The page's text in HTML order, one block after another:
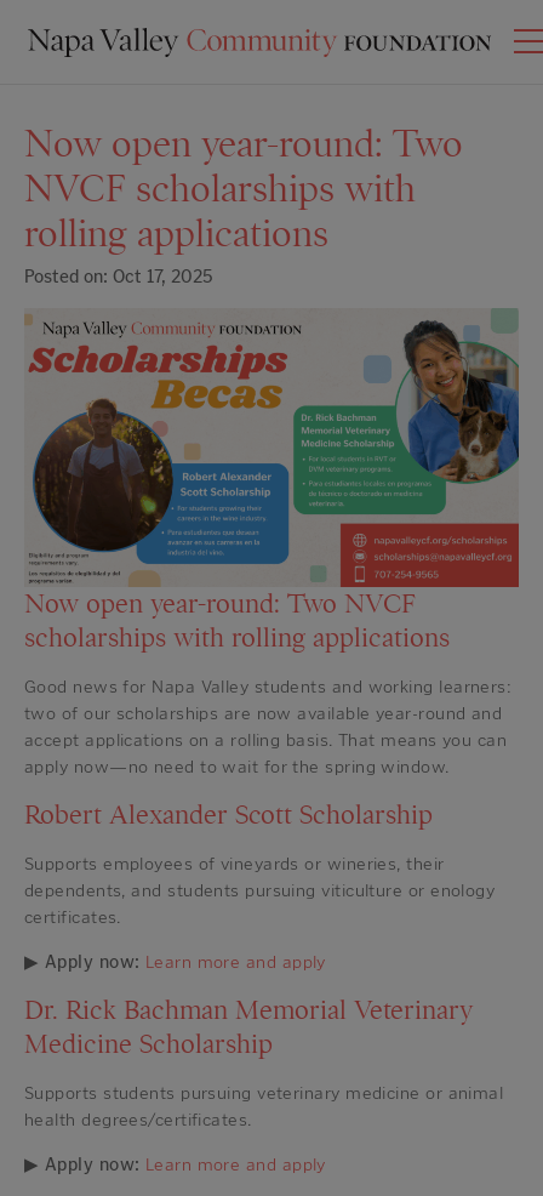
Now open year-round: Two
NVCF scholarships with
rolling applications
Posted on: Oct 17, 2025
Now open year-round: Two NVCF
scholarships with rolling applications
Good news for Napa Valley students and working learners:
two of our scholarships are now available year-round and
accept applications on a rolling basis. That means you can
apply now—no need to wait for the spring window.
Robert Alexander Scott Scholarship
Supports employees of vineyards or wineries, their
dependents, and students pursuing viticulture or enology
certificates.
▶ Apply now: Learn more and apply
Dr. Rick Bachman Memorial Veterinary
Medicine Scholarship
Supports students pursuing veterinary medicine or animal
health degrees/certificates.
▶ Apply now: Learn more and apply